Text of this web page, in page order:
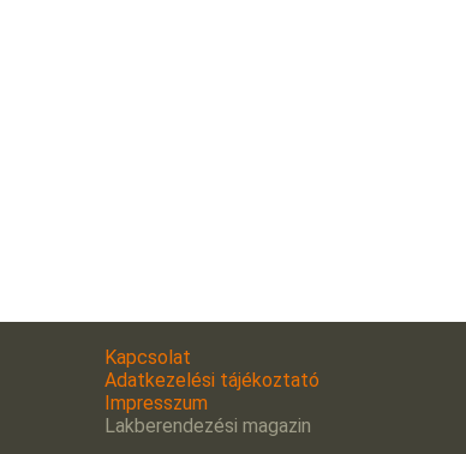
Kapcsolat
Adatkezelési tájékoztató
Impresszum
Lakberendezési magazin